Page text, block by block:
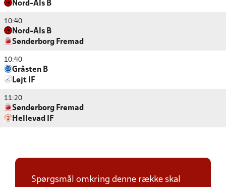
Nord-Als B
10:40
Nord-Als B
Sønderborg Fremad
10:40
Gråsten B
Løjt IF
11:20
Sønderborg Fremad
Hellevad IF
Spørgsmål omkring denne række skal